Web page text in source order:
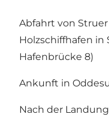
Abfahrt von
Holzschiffhafen in
Hafenbrücke 8)
Ankunft in
Nach der